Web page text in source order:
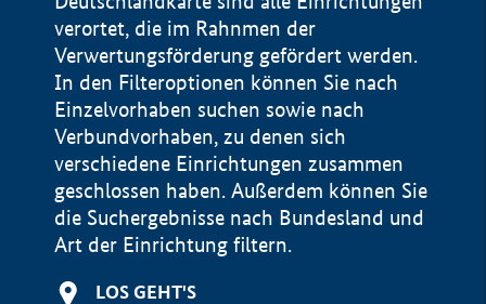
verortet, die im Rahnmen der
Verwertungsförderung gefördert werden.
In den Filteroptionen können Sie nach
Einzelvorhaben suchen sowie nach
Verbundvorhaben, zu denen sich
verschiedene Einrichtungen zusammen
geschlossen haben. Außerdem können Sie
die Suchergebnisse nach Bundesland und
Art der Einrichtung filtern.
LOS GEHT'S